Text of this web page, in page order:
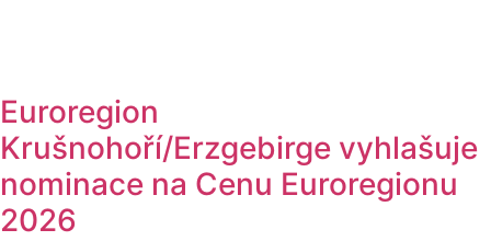
Euroregion
Krušnohoří/Erzgebirge vyhlašuje
nominace na Cenu Euroregionu
2026